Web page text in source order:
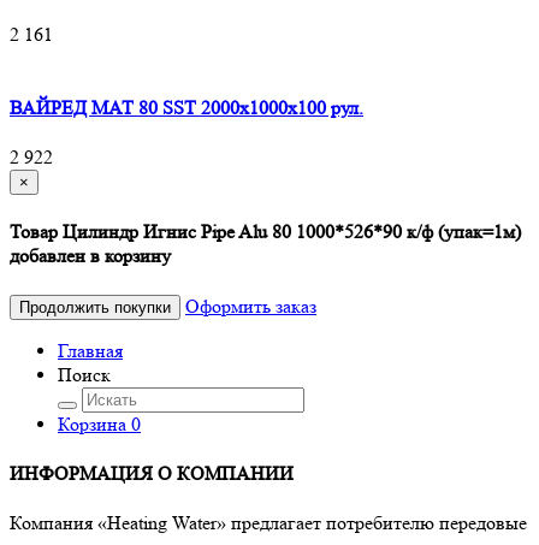
2 161
ВАЙРЕД МАТ 80 SST 2000x1000x100 рул.
2 922
×
Товар Цилиндр Игнис Pipe Alu 80 1000*526*90 к/ф (упак=1м)
добавлен в корзину
Продолжить покупки
Оформить заказ
Главная
Поиск
Корзина 0
ИНФОРМАЦИЯ О КОМПАНИИ
Компания «Heating Water» предлагает потребителю передовые